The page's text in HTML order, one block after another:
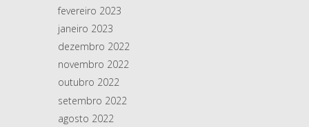
fevereiro 2023
janeiro 2023
dezembro 2022
novembro 2022
outubro 2022
setembro 2022
agosto 2022